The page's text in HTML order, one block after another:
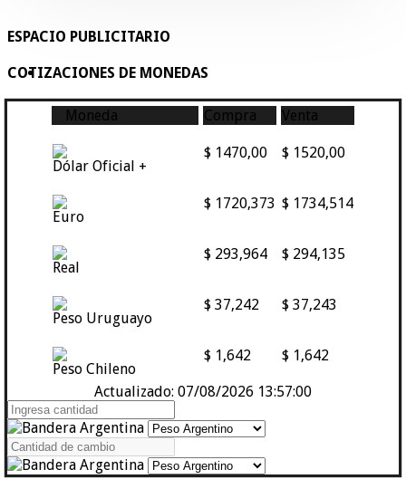
ESPACIO PUBLICITARIO
COTIZACIONES DE MONEDAS
Moneda Compra Venta
Dólar Oficial +
$ 1470,00 $ 1520,00
Euro
$ 1720,373 $ 1734,514
Real
$ 293,964 $ 294,135
Peso Uruguayo
$ 37,242 $ 37,243
Peso Chileno
$ 1,642 $ 1,642
Actualizado: 07/08/2026 13:57:00